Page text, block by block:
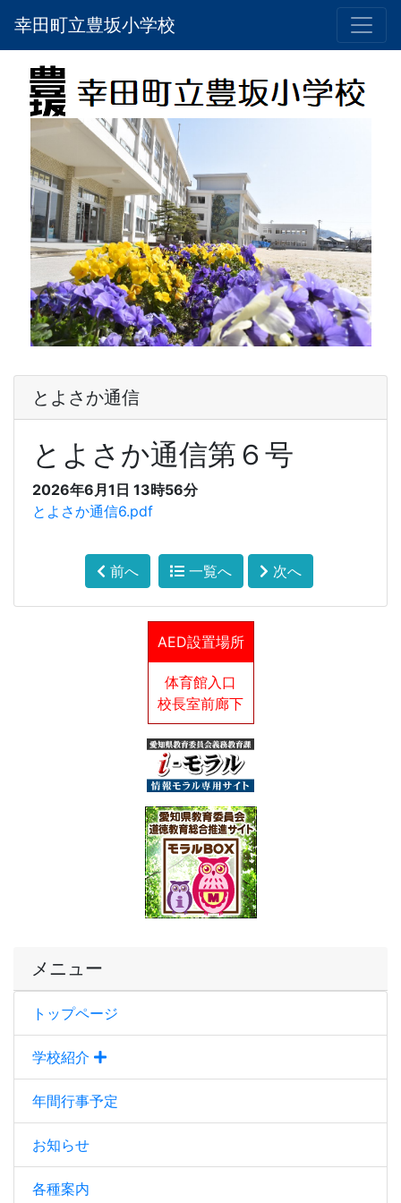
幸田町立豊坂小学校
AED設置場所
体育館入口
校長室前廊下
メニュー
トップページ
学校紹介
年間行事予定
お知らせ
各種案内
とよさか通信
とよさか通信第６号
2026年6月1日 13時56分
とよさか通信6.pdf
前へ 一覧へ 次へ